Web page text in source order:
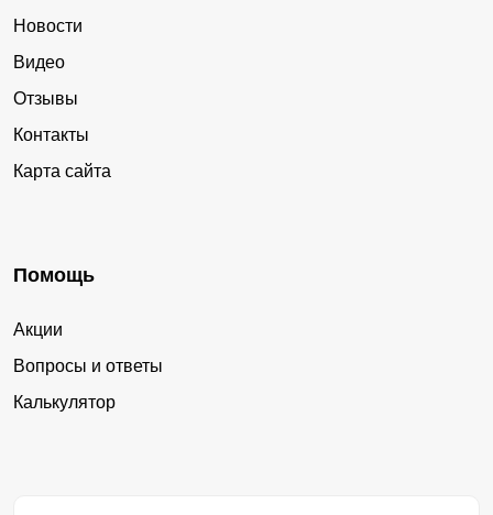
Новости
Видео
Отзывы
Контакты
Карта сайта
Помощь
Акции
Вопросы и ответы
Калькулятор